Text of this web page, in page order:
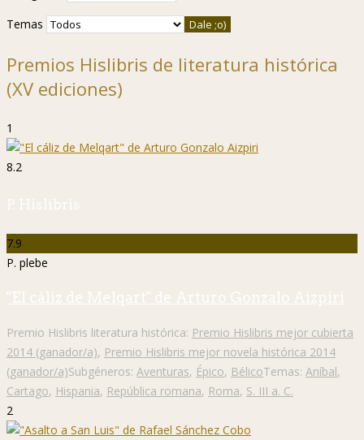
Temas
Premios Hislibris de literatura histórica
(XV ediciones)
1
8.2
P. Hislibris
7.9
P. plebe
"El cáliz de Melqart" de Arturo Gonzalo Aizpiri
Premio Hislibris literatura histórica: Premio Hislibris mejor cubierta
2014 (ganador/a), Premio Hislibris mejor novela histórica 2014
(ganador/a)Subgéneros: Aventuras, Épico, BélicoTemas: Aníbal,
Cartago, Hispania, República romana, Roma, S. III a. C.
2